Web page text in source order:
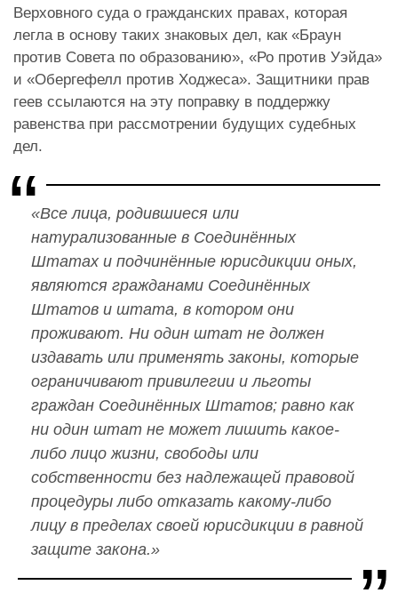
Верховного суда о гражданских правах, которая
легла в основу таких знаковых дел, как «Браун
против Совета по образованию», «Ро против Уэйда»
и «Обергефелл против Ходжеса». Защитники прав
геев ссылаются на эту поправку в поддержку
равенства при рассмотрении будущих судебных
дел.
«Все лица, родившиеся или
натурализованные в Соединённых
Штатах и подчинённые юрисдикции оных,
являются гражданами Соединённых
Штатов и штата, в котором они
проживают. Ни один штат не должен
издавать или применять законы, которые
ограничивают привилегии и льготы
граждан Соединённых Штатов; равно как
ни один штат не может лишить какое-
либо лицо жизни, свободы или
собственности без надлежащей правовой
процедуры либо отказать какому-либо
лицу в пределах своей юрисдикции в равной
защите закона.»